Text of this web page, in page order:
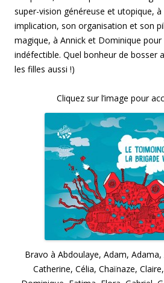
super-vision généreuse et utopique,
implication, son organisation et son
magique, à Annick et Dominique
indéfectible. Quel bonheur de bosser
les filles aussi !)
Cliquez sur l’image pour
Bravo à Abdoulaye, Adam, Adama,
Catherine, Célia, Chaïnaze,